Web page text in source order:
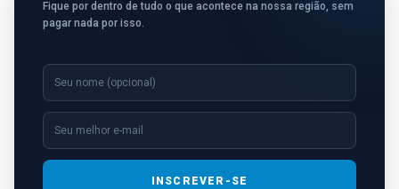
Fique por dentro de tudo o que acontece na nossa região, sem
pagar nada por isso.
INSCREVER-SE